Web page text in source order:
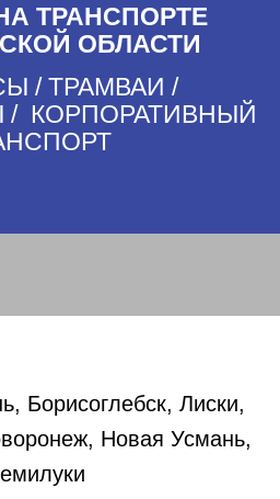
ТРАНСПОРТЕ
ОБЛАСТИ
/ ТРАМВАИ /
/ КОРПОРАТИВНЫЙ
Борисоглебск, Лиски,
Новая Усмань,